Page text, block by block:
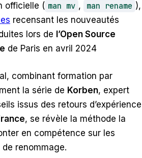
officielle ( man mv , man rename ),
recensant les nouveautés
lors de l’Open Source
de Paris en avril 2024
combinant formation par
la série de Korben, expert
issus des retours d’expérience
, se révèle la méthode la
en compétence sur les
renommage.